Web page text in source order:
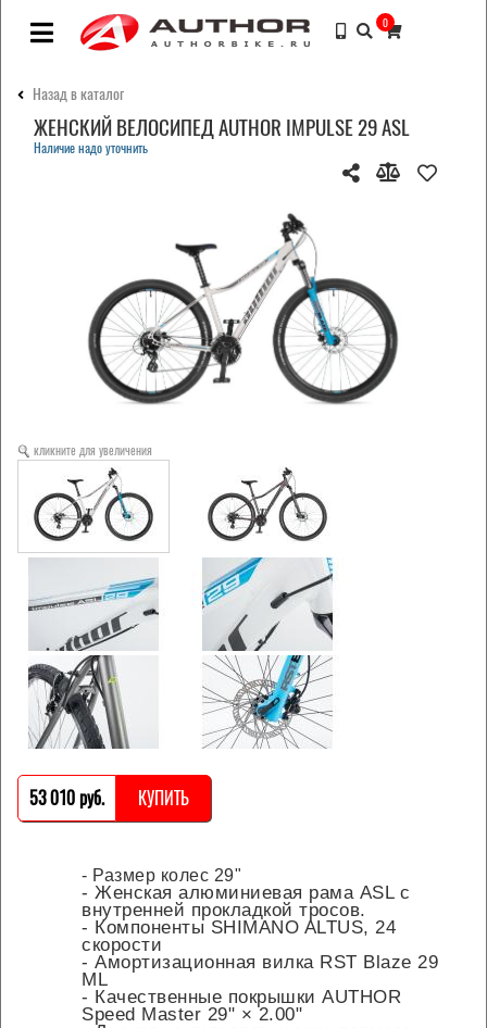
0
Назад в каталог
ЖЕНСКИЙ ВЕЛОСИПЕД AUTHOR IMPULSE 29 ASL
Наличие надо уточнить
кликните для увеличения
53 010 pуб. КУПИТЬ
- Размер колес 29"
- Женская алюминиевая рама ASL с
внутренней прокладкой тросов.
- Компоненты SHIMANO ALTUS, 24
скорости
- Амортизационная вилка RST Blaze 29
ML
- Качественные покрышки AUTHOR
Speed ​​Master 29" × 2.00"